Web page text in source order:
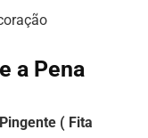
a Pena
( Fita